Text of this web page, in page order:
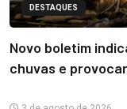
DESTAQUES
Novo boletim
chuvas e